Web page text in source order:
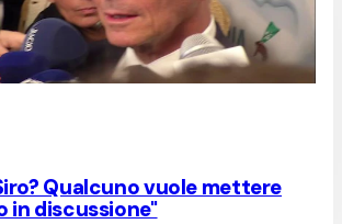
Qualcuno vuole mettere
in discussione"